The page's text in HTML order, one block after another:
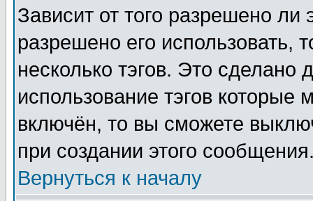
Зависит от того разрешено
разрешено его использовать,
несколько тэгов. Это сделано
использование тэгов
включён, то вы сможете
при создании этого
Вернуться к началу